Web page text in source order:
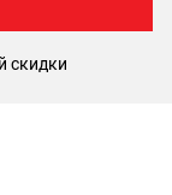
скидки